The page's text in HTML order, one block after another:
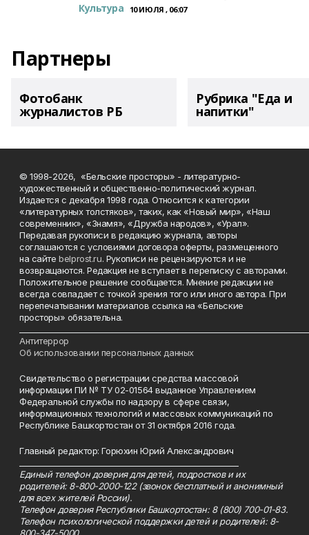
Культура 10 ИЮЛЯ , 06:07
Партнеры
Фотобанк
журналистов РБ
Рубрика "Еда и
напитки"
© 1998-2026, «Бельские просторы» - литературно-
художественный и общественно-политический журнал.
Издается с декабря 1998 года. Относится к категории
«литературных толстяков», таких, как «Новый мир», «Наш
современник», «Знамя», «Дружба народов», «Урал».
Передавая рукописи в редакцию журнала, авторы
соглашаются с условиями договора оферты, размещенного
на сайтеbelprost.ru. Рукописи не рецензируются и не
возвращаются. Редакция не вступает в переписку с авторами.
Положительное решение сообщается. Мнение редакции не
всегда совпадает с точкой зрения того или иного автора. При
перепечатывании материалов ссылка на «Бельские
просторы» обязательна.
Антитеррор
Об использовании персональных данных
Свидетельство о регистрации средства массовой
информации ПИ № ТУ 02-01564 выданное Управлением
Федеральной службы по надзору в сфере связи,
информационных технологий и массовых коммуникаций по
Республике Башкортостан от 31 октября 2016 года.
Главный редактор: Горюхин Юрий Александрович
Единый телефон доверия для детей, подростков и их
родителей: 8-800-2000-122 (звонок бесплатный и анонимный
для всех жителей России).
Телефон доверия Республики Башкортостан: 8 (800) 700-01-83.
Телефон психологической поддержки детей и родителей: 8-